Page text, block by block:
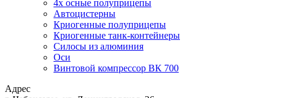
4х осные полуприцепы
Автоцистерны
Криогенные полуприцепы
Криогенные танк-контейнеры
Силосы из алюминия
Оси
Винтовой компрессор ВК 700
Адрес